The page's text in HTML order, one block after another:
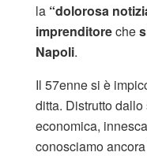
la “dolorosa
imprenditoreche
Napoli.
Il 57enne si è
ditta. Distrutto
economica,
conosciamo